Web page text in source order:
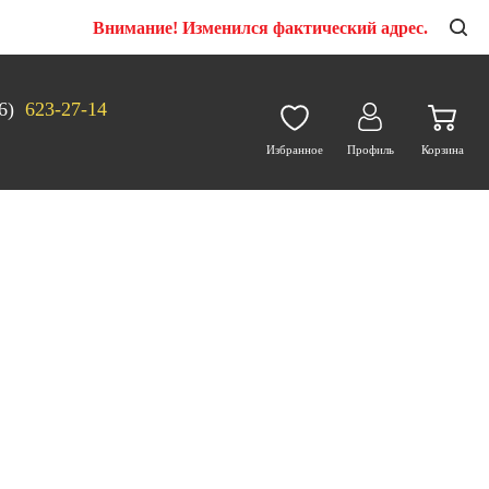
Внимание! Изменился фактический адрес.
623-27-14
Избранное Профиль Корзина